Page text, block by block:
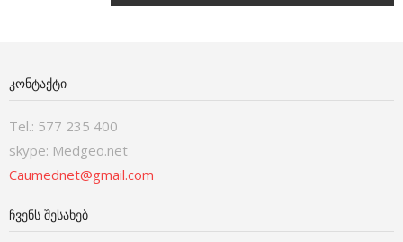
ᲙᲝᲜᲢᲐᲥᲢᲘ
Tel.: 577 235 400
skype: Medgeo.net
Caumednet@gmail.com
ᲩᲕᲔᲜᲡ ᲨᲔᲡᲐᲮᲔᲑ